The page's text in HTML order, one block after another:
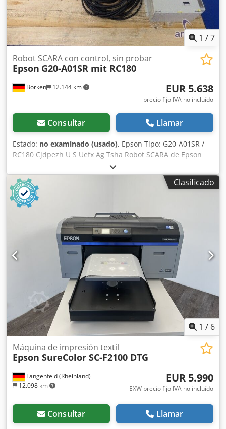
1 /7
Borken 12.144 km
Robot SCARA con control, sin probar
Epson G20-A01SR mit RC180
EUR 5.638
precio fijo IVA no incluído
Consultar Llamar
Estado: no examinado (usado), Epson Tipo: G20-A01SR /
RC180 Cjdpezh U S Uefx Ag Tsha Robot SCARA de Epson
con controlador de robot Epson Epson SCARA G20 Brazo
largo con alta capacidad de carga Los manipuladores G20
están diseñados para soportar cargas muy elevadas, como
piezas pesadas o unidades de embalaje de gran peso
(hasta 20 kg). Epson G20 Capacidad de carga máxima: 20
kg. Alcance: 850 / 1.000 mm. Carrera en el eje Z: 180 / 420
mm. Controlador Epson RC180 Estado: no probado / pieza
de repuesto defectuosa. Estado: usado. Alcance del
suministro: (ver imagen) (Nos reservamos el derecho a
realizar modificaciones y correcciones en los datos
técnicos). Si tiene más preguntas, estaremos encantados
de responderlas por teléfono.
Clasificado
1 / 6
Langenfeld (Rheinland)
12.098 km
Máquina de impresión textil
Epson SureColor SC-F2100 DTG
EUR 5.990
EXW precio fijo IVA no incluído
Consultar Llamar